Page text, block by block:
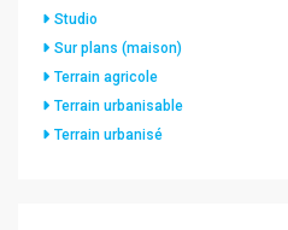
Studio
Sur plans (maison)
Terrain agricole
Terrain urbanisable
Terrain urbanisé